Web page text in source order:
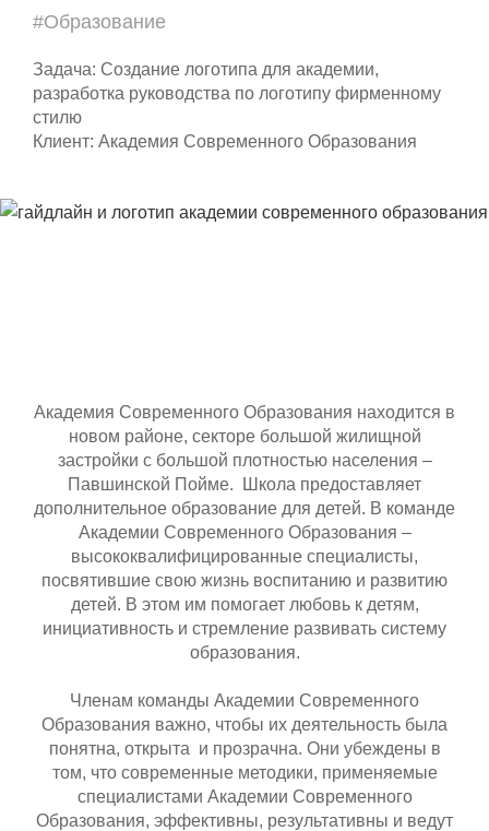
#Образование
Задача: Создание логотипа для академии,
разработка руководства по логотипу фирменному
стилю
Клиент: Академия Современного Образования
Академия Современного Образования находится в
новом районе, секторе большой жилищной
застройки с большой плотностью населения –
Павшинской Пойме. Школа предоставляет
дополнительное образование для детей. В команде
Академии Современного Образования –
высококвалифицированные специалисты,
посвятившие свою жизнь воспитанию и развитию
детей. В этом им помогает любовь к детям,
инициативность и стремление развивать систему
образования.
Членам команды Академии Современного
Образования важно, чтобы их деятельность была
понятна, открыта и прозрачна. Они убеждены в
том, что современные методики, применяемые
специалистами Академии Современного
Образования, эффективны, результативны и ведут